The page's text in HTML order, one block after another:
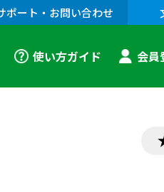
ポート・お問い合わせ
使い方ガイド 会員